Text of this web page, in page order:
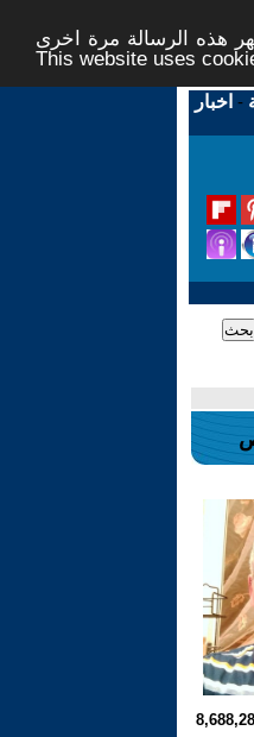
هذه الرسالة مرة اخرى -
This website uses
- اخبار